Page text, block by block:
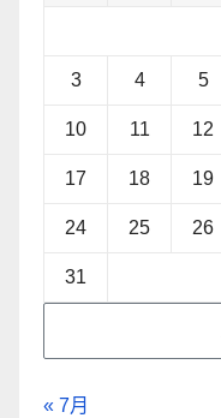
3 4 5
10 11 12
17 18 19
24 25 26
31
« 7月